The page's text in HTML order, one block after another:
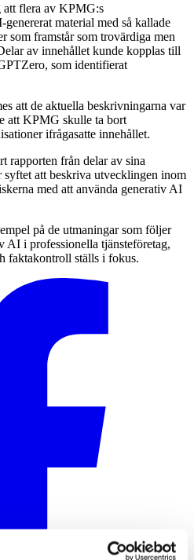
att flera av KPMG:s
material med så kallade
som framstår som trovärdiga men
av innehållet kunde kopplas till
som identifierat
att de aktuella beskrivningarna var
att KPMG skulle ta bort
ifrågasatte innehållet.
rapporten från delar av sina
att beskriva utvecklingen inom
med att använda generativ AI
på de utmaningar som följer
AI i professionella tjänsteföretag,
faktakontroll ställs i fokus.